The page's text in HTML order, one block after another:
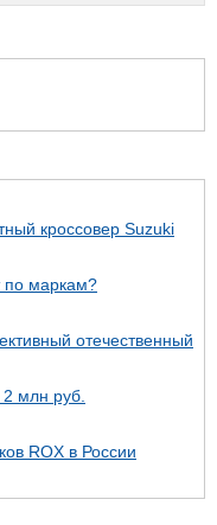
кроссовер Suzuki
по маркам?
отечественный
млн руб.
ROX в России